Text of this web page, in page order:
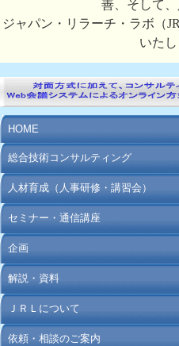
善、そして
ジャパン・リラーチ・ラボ（
いたし
HOME
総合技術コンサルティング
人材育成（人事研修・講習会）
セミナー・通信講座
企画
解説・資料
ＪＲＬについて
依頼・相談のご案内